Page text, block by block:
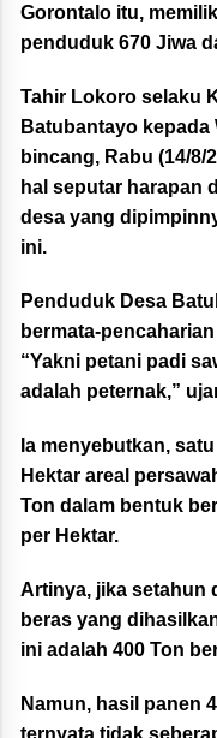
Gorontalo itu,
penduduk 670 Jiwa
Tahir Lokoro selaku
Batubantayo kepada
bincang, Rabu (14/
hal seputar harapan
desa yang
ini.
Penduduk Desa
bermata-
“Yakni petani padi
adalah peternak,”
Ia menyebutkan,
Hektar areal
Ton dalam bentuk
per Hektar.
Artinya, jika setahun
beras yang
ini adalah 400 Ton
Namun, hasil panen
ternyata tidak